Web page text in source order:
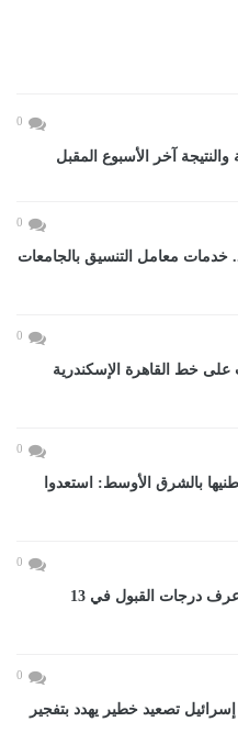
0
والنتيجة آخر الأسبوع المقبل
0
المرحلة الأولى 2026.. خدمات معامل التنسيق بالجامعات
0
خط القاهرة الإسكندرية
0
بالشرق الأوسط: استعدوا
0
تنسيق الثانوى العام 2027.. اعرف درجات القبول في 13
0
تصعيد خطير يهدد بتفجير